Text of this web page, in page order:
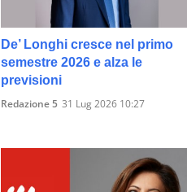
De’ Longhi cresce nel primo
semestre 2026 e alza le
previsioni
Redazione 5 31 Lug 2026 10:27